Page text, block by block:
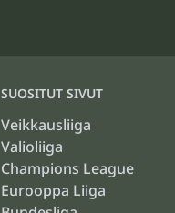
SUOSITUT SIVUT
Veikkausliiga
Valioliiga
Champions League
Eurooppa Liiga